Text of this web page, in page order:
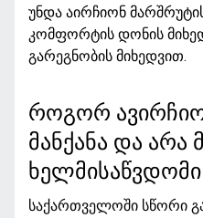
უნდა აირჩიონ
კომფორტის დონის
გარეგნობის მიხედვით.
როგორ
მანქანა და
ხელმისაწვდომი
საქართველოში სწორი